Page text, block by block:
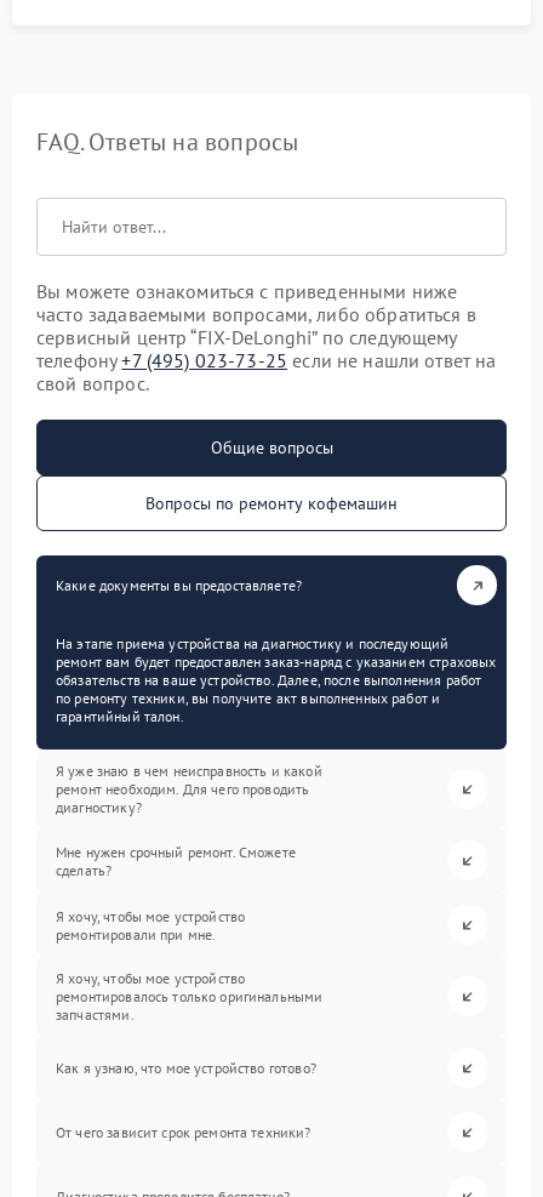
FAQ. Ответы на вопросы
Вы можете ознакомиться с приведенными ниже
часто задаваемыми вопросами, либо обратиться в
сервисный центр “FIX-DeLonghi” по следующему
телефону+7 (495) 023-73-25 если не нашли ответ на
свой вопрос.
Общие вопросы
Вопросы по ремонту кофемашин
Какие документы вы предоставляете?
На этапе приема устройства на диагностику и последующий
ремонт вам будет предоставлен заказ-наряд с указанием страховых
обязательств на ваше устройство. Далее, после выполнения работ
по ремонту техники, вы получите акт выполненных работ и
гарантийный талон.
Я уже знаю в чем неисправность и какой
ремонт необходим. Для чего проводить
диагностику?
Мне нужен срочный ремонт. Сможете
сделать?
Я хочу, чтобы мое устройство
ремонтировали при мне.
Я хочу, чтобы мое устройство
ремонтировалось только оригинальными
запчастями.
Как я узнаю, что мое устройство готово?
От чего зависит срок ремонта техники?